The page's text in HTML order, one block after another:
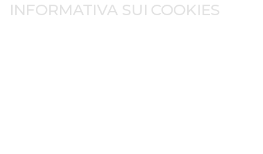
INFORMATIVA SUI COOKIES